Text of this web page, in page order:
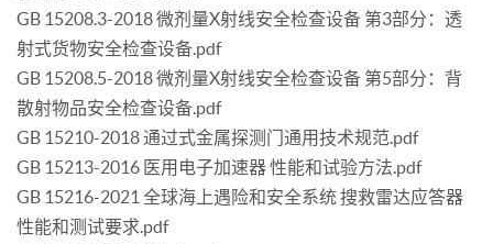
GB 15208.3-2018 微剂量X射线安全检查设备 第3部分：透
射式货物安全检查设备.pdf
GB 15208.5-2018 微剂量X射线安全检查设备 第5部分：背
散射物品安全检查设备.pdf
GB 15210-2018 通过式金属探测门通用技术规范.pdf
GB 15213-2016 医用电子加速器 性能和试验方法.pdf
GB 15216-2021 全球海上遇险和安全系统 搜救雷达应答器
性能和测试要求.pdf